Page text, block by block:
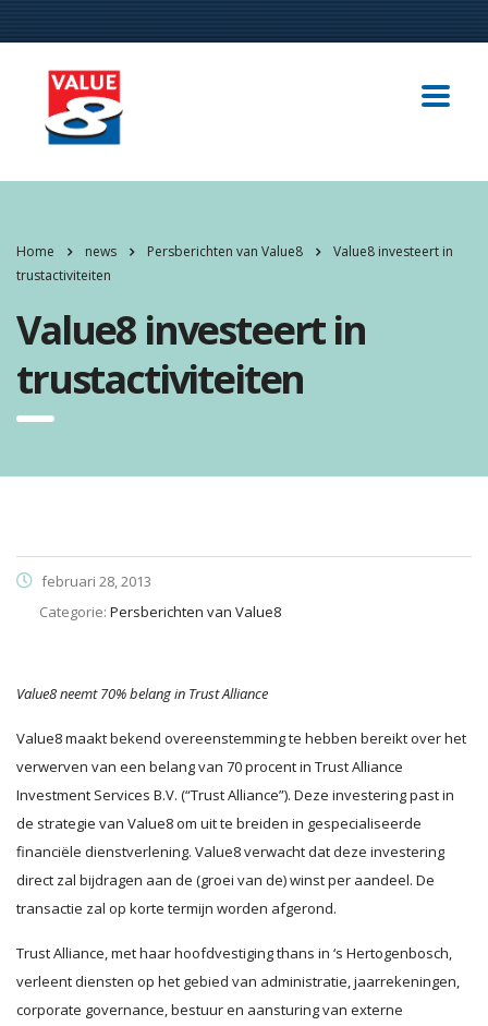
Home news Persberichten van Value8
Value8 investeert in
trustactiviteiten
Value8 investeert in
trustactiviteiten
februari 28, 2013
Categorie: Persberichten van Value8
Value8 neemt 70% belang in Trust Alliance
Value8 maakt bekend overeenstemming te hebben bereikt over het
verwerven van een belang van 70 procent in Trust Alliance
Investment Services B.V. (“Trust Alliance”). Deze investering past in
de strategie van Value8 om uit te breiden in gespecialiseerde
financiële dienstverlening. Value8 verwacht dat deze investering
direct zal bijdragen aan de (groei van de) winst per aandeel. De
transactie zal op korte termijn worden afgerond.
Trust Alliance, met haar hoofdvestiging thans in ‘s Hertogenbosch,
verleent diensten op het gebied van administratie, jaarrekeningen,
corporate governance, bestuur en aansturing van externe